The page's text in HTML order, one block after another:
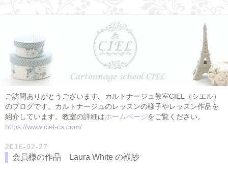
ご訪問ありがとうございます。カルトナージュ教室CIEL（シエル）
のブログです。カルトナージュのレッスンの様子やレッスン作品を
紹介しています。教室の詳細はホームページをご覧ください。
https://www.ciel-cs.com/
2016-02-27
会員様の作品 Laura White の袱紗